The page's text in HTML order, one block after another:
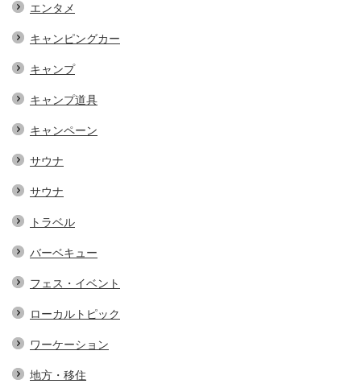
エンタメ
キャンピングカー
キャンプ
キャンプ道具
キャンペーン
サウナ
サウナ
トラベル
バーベキュー
フェス・イベント
ローカルトピック
ワーケーション
地方・移住